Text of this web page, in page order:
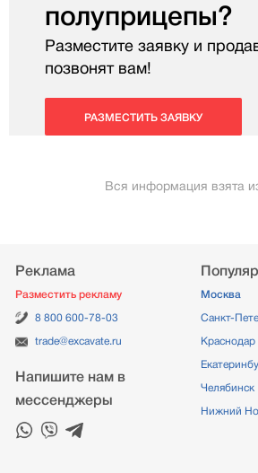
полуприцепы?
Разместите заявку и
позвонят вам!
РАЗМЕСТИТЬ ЗАЯВКУ
Вся информация взята
Реклама
Разместить рекламу
8 800 600-78-03
trade@excavate.ru
Напишите нам в
мессенджеры
Москва
Санкт-
Краснодар
Челябинск
Нижний